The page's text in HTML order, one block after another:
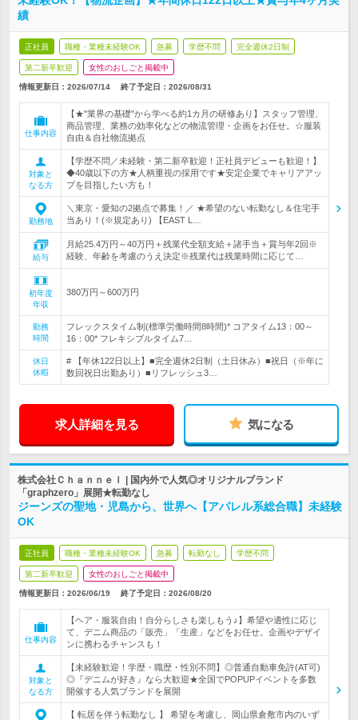
績
正社員 職種・業種未経験OK 急募 学歴不問 完全週休2日制
第二新卒歓迎 女性のおしごと掲載中
情報更新日：2026/07/14 終了予定日： 2026/08/31
仕事内容
【★"業界の基礎"から学べる約1カ月の研修あり】スタッフ管理、
商品管理、業務の効率化などの物流管理・企画をお任せ。☆服装
自由＆自社物流拠点
対象と
なる方
【学歴不問／未経験・第二新卒歓迎！正社員デビューも歓迎！】
◆40歳以下の方★人柄重視の採用です★安定企業でキャリアアッ
プを目指したい方も！
勤務地
＼東京・愛知の2拠点で募集！／ ★希望のない転勤なし＆住宅手
当あり！(※規定あり) 【EAST L…
給与
月給25.4万円～40万円＋残業代全額支給＋諸手当＋賞与年2回※
経験、年齢を考慮のうえ決定※残業代は残業時間に応じて…
初年度
年収
380万円～600万円
勤務
時間
フレックスタイム制(標準労働時間8時間)* コアタイム13：00～
16：00* フレキシブルタイム7…
休日
休暇
# 【年休122日以上】■完全週休2日制（土日休み）■祝日（※年に
数回祝日出勤あり）■リフレッシュ3…
求人詳細を見る 気になる
株式会社Ｃｈａｎｎｅｌ | 国内外で人気◎オリジナルブランド
「graphzero」展開★転勤なし
ジーンズの聖地・児島から、世界へ【アパレル系総合職】未経験
OK
正社員 職種・業種未経験OK 急募 転勤なし 学歴不問
第二新卒歓迎 女性のおしごと掲載中
情報更新日：2026/06/19 終了予定日： 2026/08/20
仕事内容
【ヘア・服装自由！自分らしさも楽しもう♪】希望や適性に応じ
て、デニム商品の「販売」「生産」などをお任せ。企画やデザイ
ンに携わるチャンスも！
対象と
なる方
【未経験歓迎！学歴・職歴・性別不問】◎普通自動車免許(AT可)
◎『デニムが好き』なら大歓迎★全国でPOPUPイベントを多数
開催する人気ブランドを展開
【 転居を伴う転勤なし 】 希望を考慮し、岡山県倉敷市内のいず